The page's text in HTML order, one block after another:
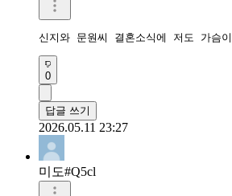
신지와 문원씨 결혼소식에 저도 가슴
0
답글 쓰기
2026.05.11 23:27
미도#Q5cl